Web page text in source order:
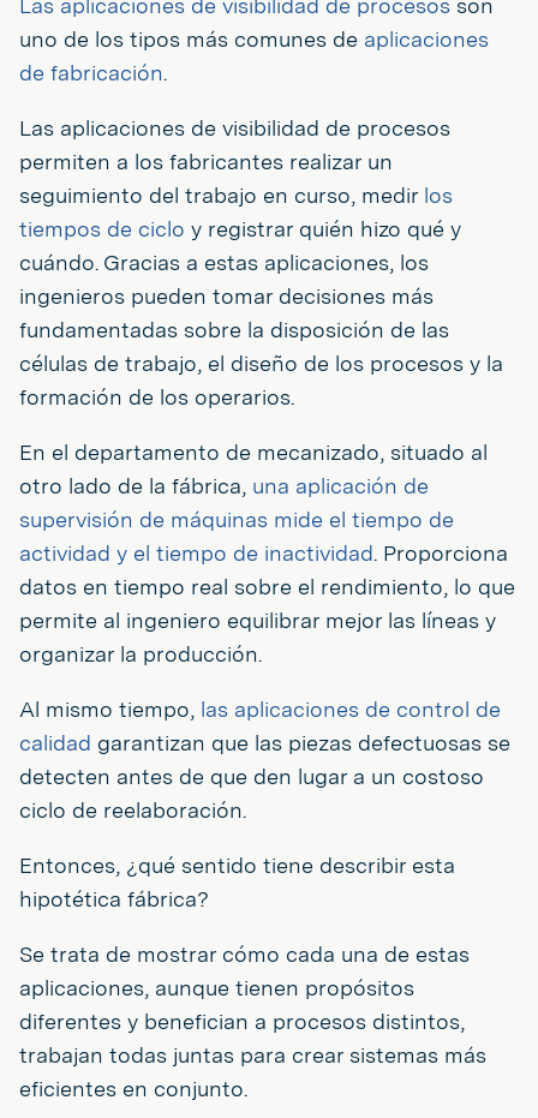
Las aplicaciones de visibilidad de procesos son
uno de los tipos más comunes de aplicaciones
de fabricación.
Las aplicaciones de visibilidad de procesos
permiten a los fabricantes realizar un
seguimiento del trabajo en curso, medir los
tiempos de ciclo y registrar quién hizo qué y
cuándo. Gracias a estas aplicaciones, los
ingenieros pueden tomar decisiones más
fundamentadas sobre la disposición de las
células de trabajo, el diseño de los procesos y la
formación de los operarios.
En el departamento de mecanizado, situado al
otro lado de la fábrica, una aplicación de
supervisión de máquinas mide el tiempo de
actividad y el tiempo de inactividad. Proporciona
datos en tiempo real sobre el rendimiento, lo que
permite al ingeniero equilibrar mejor las líneas y
organizar la producción.
Al mismo tiempo, las aplicaciones de control de
calidad garantizan que las piezas defectuosas se
detecten antes de que den lugar a un costoso
ciclo de reelaboración.
Entonces, ¿qué sentido tiene describir esta
hipotética fábrica?
Se trata de mostrar cómo cada una de estas
aplicaciones, aunque tienen propósitos
diferentes y benefician a procesos distintos,
trabajan todas juntas para crear sistemas más
eficientes en conjunto.